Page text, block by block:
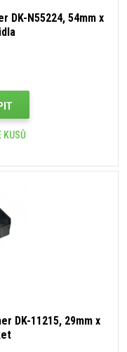
N55224, 54mm x
KUSŮ
DK-11215, 29mm x